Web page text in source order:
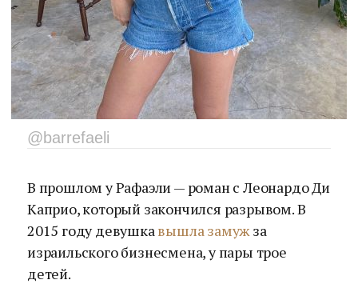
@barrefaeli
В прошлом у Рафаэли — роман с Леонардо Ди
Каприо, который закончился разрывом. В
2015 году девушкавышла замужза
израильского бизнесмена, у пары трое
детей.